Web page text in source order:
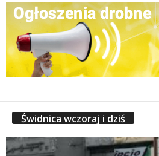
Świdnica wczoraj i dziś